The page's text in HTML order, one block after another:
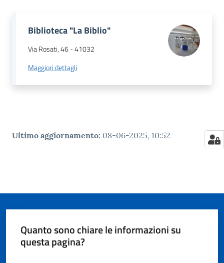
Biblioteca "La Biblio"
Via Rosati, 46-41032
Maggiori dettagli
Ultimo aggiornamento: 08-06-2025, 10:52
Quanto sono chiare le informazioni su
questa pagina?